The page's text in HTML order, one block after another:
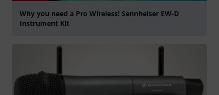
Why you need a Pro Wireless! Sennheiser EW-D
Instrument Kit